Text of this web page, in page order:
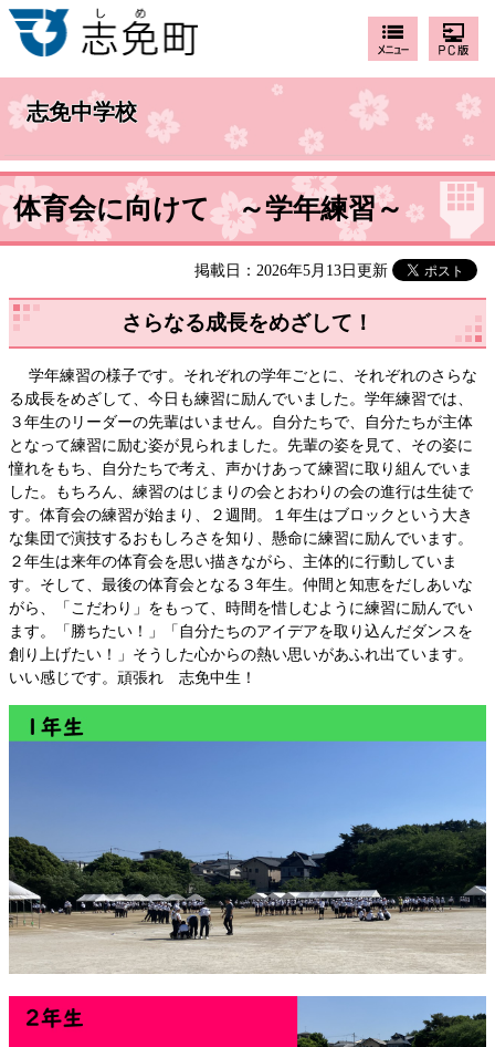
志免中学校
体育会に向けて ～学年練習～
掲載日：2026年5月13日更新
さらなる成長をめざして！
学年練習の様子です。それぞれの学年ごとに、それぞれのさらな
る成長をめざして、今日も練習に励んでいました。学年練習では、
３年生のリーダーの先輩はいません。自分たちで、自分たちが主体
となって練習に励む姿が見られました。先輩の姿を見て、その姿に
憧れをもち、自分たちで考え、声かけあって練習に取り組んでいま
した。もちろん、練習のはじまりの会とおわりの会の進行は生徒で
す。体育会の練習が始まり、２週間。１年生はブロックという大き
な集団で演技するおもしろさを知り、懸命に練習に励んでいます。
２年生は来年の体育会を思い描きながら、主体的に行動していま
す。そして、最後の体育会となる３年生。仲間と知恵をだしあいな
がら、「こだわり」をもって、時間を惜しむように練習に励んでい
ます。「勝ちたい！」「自分たちのアイデアを取り込んだダンスを
創り上げたい！」そうした心からの熱い思いがあふれ出ています。
いい感じです。頑張れ 志免中生！